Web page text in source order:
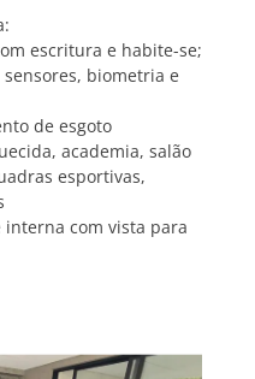
escritura e habite-se;
sensores, biometria e
de esgoto
academia, salão
esportivas,
interna com vista para